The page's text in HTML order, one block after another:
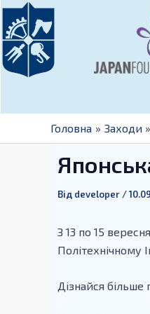
Перейти
до
вмісту
Головна Заходи
Від developer /
З 13 по 15
Політехнічному
Дізнайся більше
Навігація
по
запису